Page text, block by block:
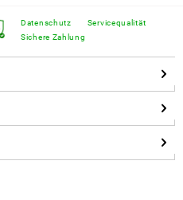
Datenschutz
Sichere Zahlung
Servicequalität